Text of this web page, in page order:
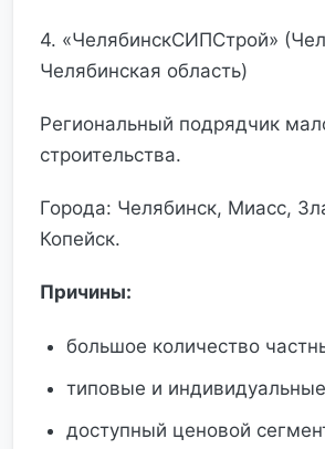
4. «ЧелябинскСИПСтрой»
Челябинская область)
Региональный подрядчик
строительства.
Города: Челябинск, Миасс,
Копейск.
Причины:
большое количество
типовые и
доступный ценовой